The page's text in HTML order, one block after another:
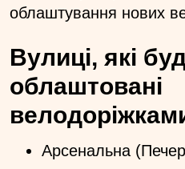
облаштування нових
Вулиці, які
облаштовані
Арсенальна